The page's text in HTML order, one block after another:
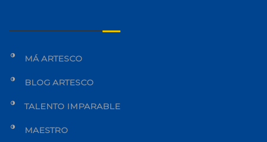
MÁ ARTESCO
BLOG ARTESCO
TALENTO IMPARABLE
MAESTRO